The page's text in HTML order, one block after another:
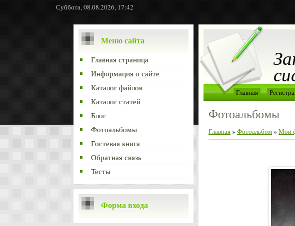
Суббота, 08.08.2026, 17:42
Меню сайта
Главная страница
Информация о сайте
Каталог файлов
Каталог статей
Блог
Фотоальбомы
Гостевая книга
Обратная связь
Тесты
Форма входа
Главная
Фотоальбомы
Главная» Фотоальбом» Мои